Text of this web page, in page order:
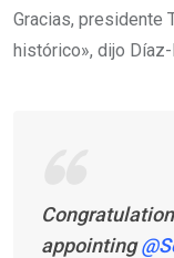
Gracias, presidente
histórico», dijo Díaz-
appointing